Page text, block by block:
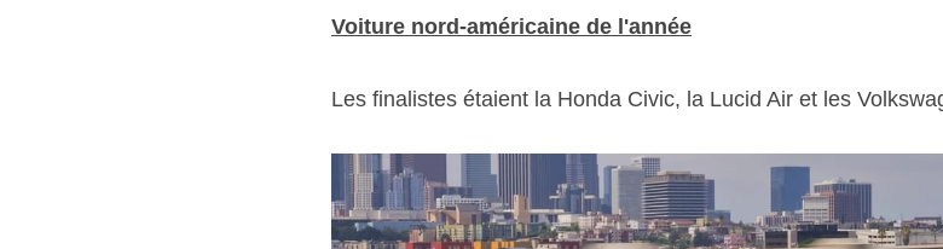
Voiture nord-américaine de l'année
Les finalistes étaient la Honda Civic, la Lucid Air et les